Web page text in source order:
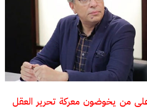
من يخوضون معركة تحرير العقل